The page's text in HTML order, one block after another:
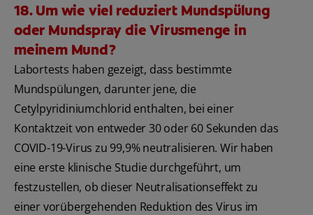
18. Um wie viel reduziert Mundspülung
oder Mundspray die Virusmenge in
meinem Mund?
Labortests haben gezeigt, dass bestimmte
Mundspülungen, darunter jene, die
Cetylpyridiniumchlorid enthalten, bei einer
Kontaktzeit von entweder 30 oder 60 Sekunden das
COVID-19-Virus zu 99,9% neutralisieren. Wir haben
eine erste klinische Studie durchgeführt, um
festzustellen, ob dieser Neutralisationseffekt zu
einer vorübergehenden Reduktion des Virus im